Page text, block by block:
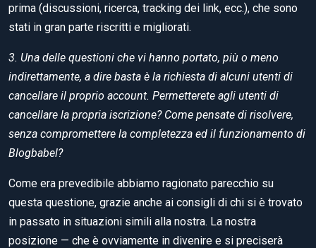
prima (discussioni, ricerca, tracking dei link, ecc.), che sono
stati in gran parte riscritti e migliorati.
3. Una delle questioni che vi hanno portato, più o meno
indirettamente, a dire basta è la richiesta di alcuni utenti di
cancellare il proprio account. Permetterete agli utenti di
cancellare la propria iscrizione? Come pensate di risolvere,
senza compromettere la completezza ed il funzionamento di
Blogbabel?
Come era prevedibile abbiamo ragionato parecchio su
questa questione, grazie anche ai consigli di chi si è trovato
in passato in situazioni simili alla nostra. La nostra
posizione — che è ovviamente in divenire e si preciserà